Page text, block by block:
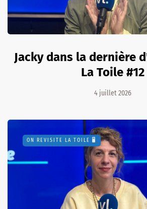
Jacky dans la dernière
La Toile #12
4 juillet 2026
ON REVISITE LA TOILE 🖥️